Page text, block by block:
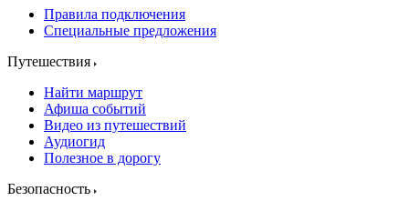
Правила подключения
Специальные предложения
Путешествия
Найти маршрут
Афиша событий
Видео из путешествий
Аудиогид
Полезное в дорогу
Безопасность